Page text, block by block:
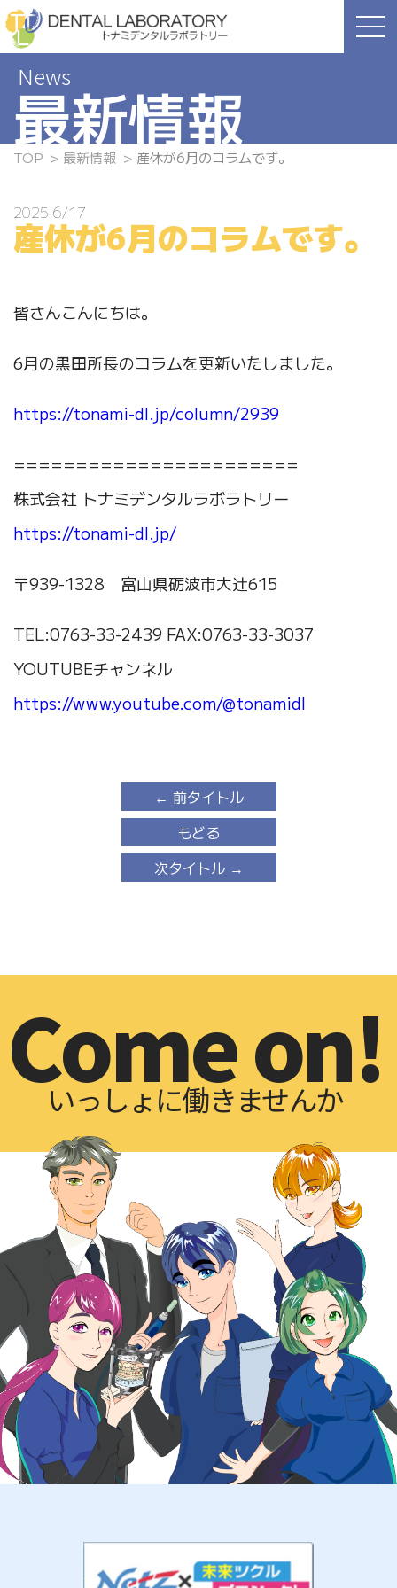
Skip
to
the
content
TOP 最新情報 産休が6月のコラムです。
最新情報
2025.6/17
産休が6月のコラムです。
皆さんこんにちは。
6月の黒田所長のコラムを更新いたしました。
https://tonami-dl.jp/column/2939
=======================
株式会社 トナミデンタルラボラトリー
https://tonami-dl.jp/
〒939-1328 富山県砺波市大辻615
TEL:0763-33-2439 FAX:0763-33-3037
YOUTUBEチャンネル
https://www.youtube.com/@tonamidl
← 前タイトル
もどる
次タイトル →
Come on!
いっしょに働きませんか